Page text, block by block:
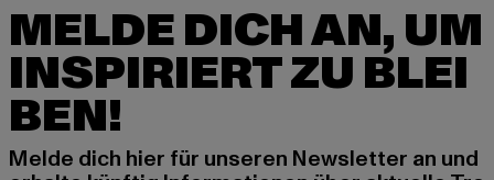
MELDE DICH AN, UM
INSPIRIERT ZU BLEI
BEN!
Melde dich hier für unseren Newsletter an und